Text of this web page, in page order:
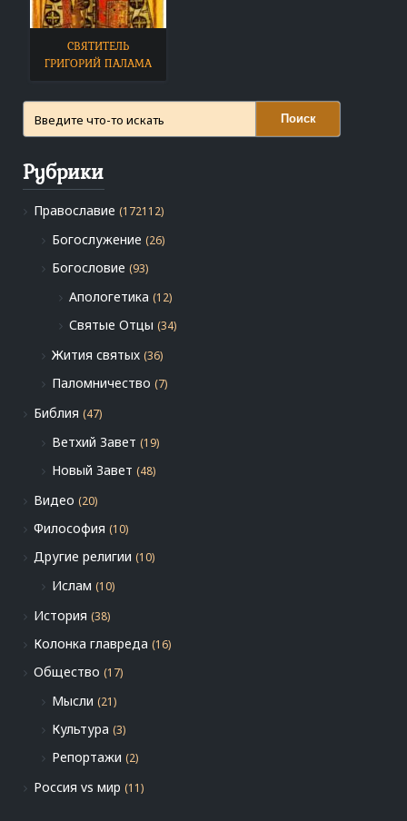
СВЯТИТЕЛЬ
ГРИГОРИЙ ПАЛАМА
Поиск
Рубрики
Православие (172112)
Богослужение (26)
Богословие (93)
Апологетика (12)
Святые Отцы (34)
Жития святых (36)
Паломничество (7)
Библия (47)
Ветхий Завет (19)
Новый Завет (48)
Видео (20)
Философия (10)
Другие религии (10)
Ислам (10)
История (38)
Колонка главреда (16)
Общество (17)
Мысли (21)
Культура (3)
Репортажи (2)
Россия vs мир (11)